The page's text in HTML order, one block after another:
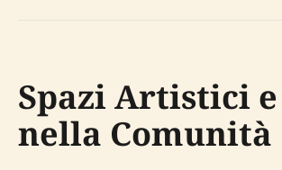
Spazi Artistici
nella Comunità